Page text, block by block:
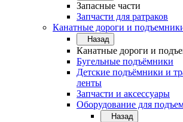
Запасные части
Запчасти для ратраков
Канатные дороги и
Назад
Канатные дороги и
Бугельные подъёмники
Детские подъёмники и
ленты
Запчасти и аксессуары
Оборудование для
Назад